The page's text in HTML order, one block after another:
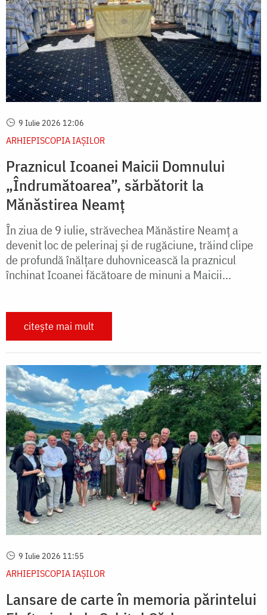
9 Iulie 2026 12:06
ARHIEPISCOPIA IAŞILOR
Praznicul Icoanei Maicii Domnului
„Îndrumătoarea”, sărbătorit la
Mănăstirea Neamț
În ziua de 9 iulie, străvechea Mănăstire Neamț a
devenit loc de pelerinaj și de rugăciune, trăind clipe
de profundă înălțare duhovnicească la praznicul
închinat Icoanei făcătoare de minuni a Maicii...
citește mai mult
9 Iulie 2026 11:55
ARHIEPISCOPIA IAŞILOR
Lansare de carte în memoria părintelui